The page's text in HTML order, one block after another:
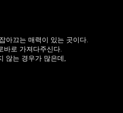
아끄는 매력이 있는 곳이다.
바로 가져다주신다.
않는 경우가 많은데,